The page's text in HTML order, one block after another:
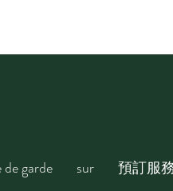
de garde sur 預訂服